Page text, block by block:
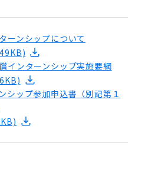
ーンシップについて
インターンシップ実施要綱
シップ参加申込書（別記第１